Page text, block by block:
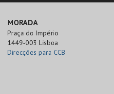
MORADA
Praça do Império
1449-003 Lisboa
Direcções para CCB